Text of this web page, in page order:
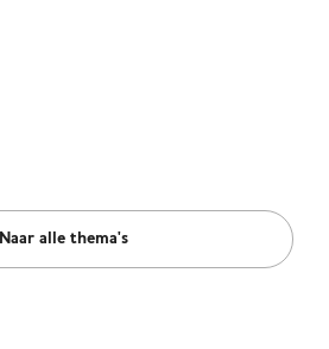
Naar alle thema's